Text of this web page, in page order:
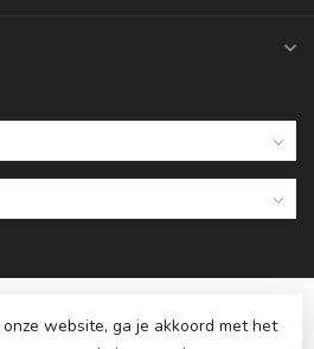
website, ga je akkoord met het